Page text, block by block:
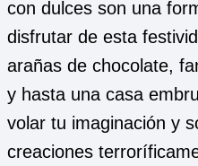
con dulces son una
disfrutar de esta
arañas de chocolate,
y hasta una casa
volar tu imaginación y
creaciones